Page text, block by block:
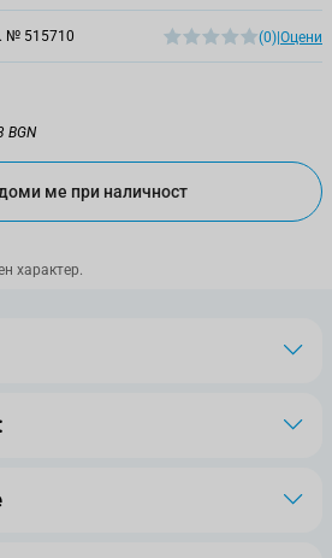
№ 515710 (0)|Оцени
BGN
ме при наличност
характер.